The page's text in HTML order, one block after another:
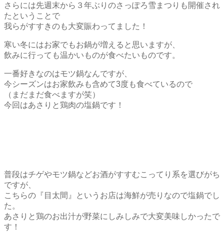
さらには先週末から３年ぶりのさっぽろ雪まつりも開催され
たということで
我らがすすきのも大変賑わってました！
寒い冬にはお家でもお鍋が増えると思いますが、
飲みに行っても温かいものが食べたいものです。
一番好きなのはモツ鍋なんですが、
今シーズンはお家飲みも含めて3度も食べているので
（まだまだ食べますが笑）
今回はあさりと鶏肉の塩鍋です！
普段はチゲやモツ鍋などお酒がすすむこってり系を選びがち
ですが、
こちらの『目太間』というお店は海鮮が売りなので塩鍋でし
た。
あさりと鶏のお出汁が野菜にしみしみで大変美味しかったで
す！